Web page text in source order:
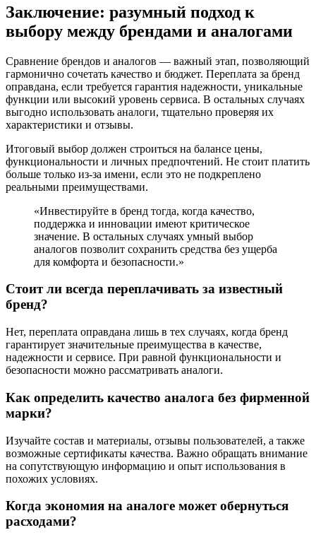
Заключение: разумный подход к
выбору между брендами и аналогами
Сравнение брендов и аналогов — важный этап, позволяющий
гармонично сочетать качество и бюджет. Переплата за бренд
оправдана, если требуется гарантия надежности, уникальные
функции или высокий уровень сервиса. В остальных случаях
выгодно использовать аналоги, тщательно проверяя их
характеристики и отзывы.
Итоговый выбор должен строиться на балансе цены,
функциональности и личных предпочтений. Не стоит платить
больше только из-за имени, если это не подкреплено
реальными преимуществами.
«Инвестируйте в бренд тогда, когда качество,
поддержка и инновации имеют критическое
значение. В остальных случаях умный выбор
аналогов позволит сохранить средства без ущерба
для комфорта и безопасности.»
Стоит ли всегда переплачивать за известный
бренд?
Нет, переплата оправдана лишь в тех случаях, когда бренд
гарантирует значительные преимущества в качестве,
надежности и сервисе. При равной функциональности и
безопасности можно рассматривать аналоги.
Как определить качество аналога без фирменной
марки?
Изучайте состав и материалы, отзывы пользователей, а также
возможные сертификаты качества. Важно обращать внимание
на сопутствующую информацию и опыт использования в
похожих условиях.
Когда экономия на аналоге может обернуться
расходами?